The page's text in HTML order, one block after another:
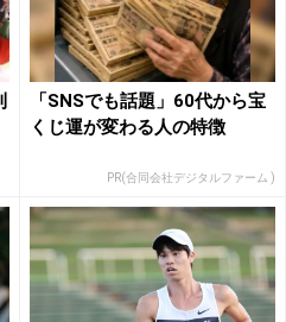
「SNSでも話題」60代から宝
くじ運が変わる人の特徴
PR(合同会社デジタルファーム )